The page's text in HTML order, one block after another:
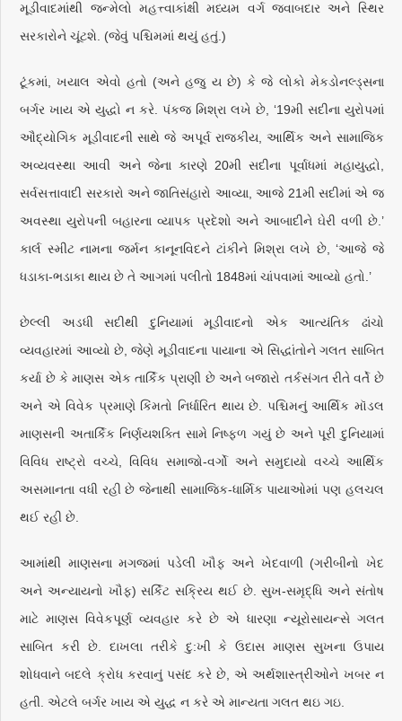
મૂડીવાદમાંથી જન્મેલો મહત્ત્વાકાંક્ષી મધ્યમ વર્ગ જવાબદાર અને સ્થિર
સરકારોને ચૂંટશે. (જેવું પશ્ચિમમાં થયું હતું.)
ટૂંકમાં, ખયાલ એવો હતો (અને હજુ ય છે) કે જે લોકો મેકડોનલ્ડ્સના
બર્ગર ખાય એ યુદ્ધો ન કરે. પંકજ મિશ્રા લખે છે, ‘19મી સદીના યુરોપમાં
ઔદ્યોગિક મૂડીવાદની સાથે જે અપૂર્વ રાજકીય, આર્થિક અને સામાજિક
અવ્યવસ્થા આવી અને જેના કારણે 20મી સદીના પૂર્વાધમાં મહાયુદ્ધો,
સર્વસત્તાવાદી સરકારો અને જાતિસંહારો આવ્યા, આજે 21મી સદીમાં એ જ
અવસ્થા યુરોપની બહારના વ્યાપક પ્રદેશો અને આબાદીને ઘેરી વળી છે.’
કાર્લ સ્મીટ નામના જર્મન કાનૂનવિદને ટાંકીને મિશ્રા લખે છે, ‘આજે જે
ધડાકા-ભડાકા થાય છે તે આગમાં પલીતો 1848માં ચાંપવામાં આવ્યો હતો.’
છેલ્લી અડધી સદીથી દુનિયામાં મૂડીવાદનો એક આત્યંતિક ઢાંચો
વ્યવહારમાં આવ્યો છે, જેણે મૂડીવાદના પાયાના એ સિદ્ધાંતોને ગલત સાબિત
કર્યા છે કે માણસ એક તાર્કિક પ્રાણી છે અને બજારો તર્કસંગત રીતે વર્તે છે
અને એ વિવેક પ્રમાણે કિંમતો નિર્ધારિત થાય છે. પશ્ચિમનું આર્થિક મૉડલ
માણસની અતાર્કિક નિર્ણયશક્તિ સામે નિષ્ફળ ગયું છે અને પૂરી દુનિયામાં
વિવિધ રાષ્ટ્રો વચ્ચે, વિવિધ સમાજો-વર્ગો અને સમુદાયો વચ્ચે આર્થિક
અસમાનતા વધી રહી છે જેનાથી સામાજિક-ધાર્મિક પાયાઓમાં પણ હલચલ
થઈ રહી છે.
આમાંથી માણસના મગજમાં પડેલી ખૌફ અને ખેદવાળી (ગરીબીનો ખેદ
અને અન્યાયનો ખૌફ) સર્કિટ સક્રિય થઈ છે. સુખ-સમૃદ્ધિ અને સંતોષ
માટે માણસ વિવેકપૂર્ણ વ્યવહાર કરે છે એ ધારણા ન્યૂરોસાયન્સે ગલત
સાબિત કરી છે. દાખલા તરીકે દુ:ખી કે ઉદાસ માણસ સુખના ઉપાય
શોધવાને બદલે ક્રોધ કરવાનું પસંદ કરે છે, એ અર્થશાસ્ત્રીઓને ખબર ન
હતી. એટલે બર્ગર ખાય એ યુદ્ધ ન કરે એ માન્યતા ગલત થઇ ગઇ.